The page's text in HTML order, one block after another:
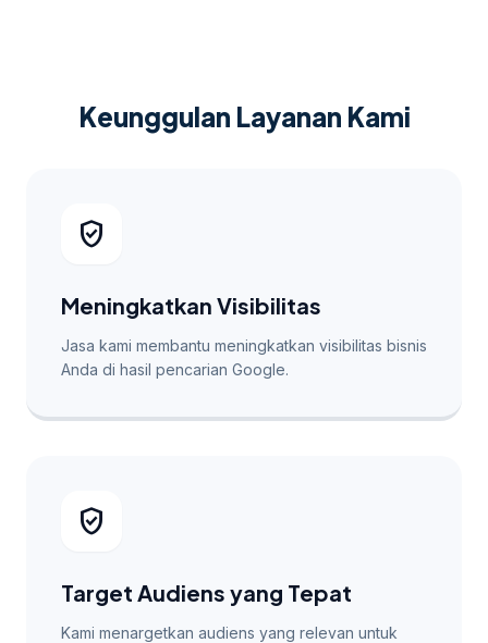
Keunggulan Layanan Kami
verified_user
Meningkatkan Visibilitas
Jasa kami membantu meningkatkan visibilitas bisnis
Anda di hasil pencarian Google.
verified_user
Target Audiens yang Tepat
Kami menargetkan audiens yang relevan untuk